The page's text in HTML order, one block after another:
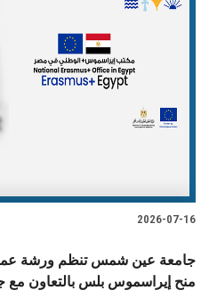
2026-07-16
جامعة عين شمس تنظم ورشة
منح إيراسموس بلس بالتعاون مع